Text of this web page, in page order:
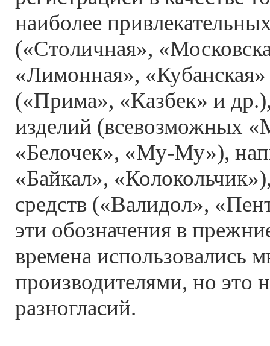
наиболее
(«Столичная»,
«Лимонная», «Кубанская»
(«Прима», «Казбек» и
изделий (всевозможных
«Белочек», «Му-Му»),
«Байкал»,
средств («Валидол»,
эти обозначения в
времена использовались
производителями, но это
разногласий.